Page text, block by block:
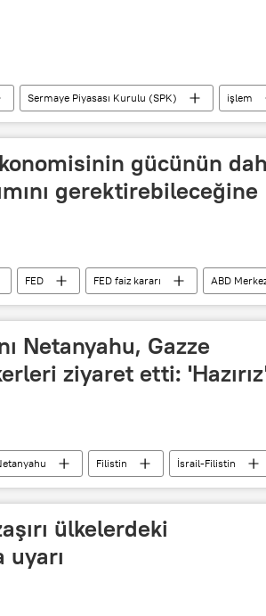
Sermaye Piyasası Kurulu (SPK) işlem
gücünün
gerektirebileceğine
FED FED faiz kararı
ABD
Jerome Powell
Netanyahu, Gazze
ziyaret etti:
Filistin İsrail-Filistin
ülkelerdeki
uyarı